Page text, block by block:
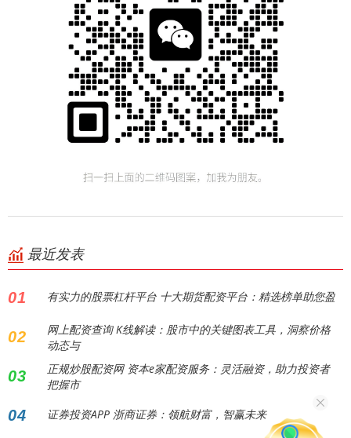
最近发表
01 有实力的股票杠杆平台 十大期货配资平台：精选榜单助您盈
02
网上配资查询 K线解读：股市中的关键图表工具，洞察价格
动态与
03
正规炒股配资网 资本e家配资服务：灵活融资，助力投资者
把握市
04 证券投资APP 浙商证券：领航财富，智赢未来